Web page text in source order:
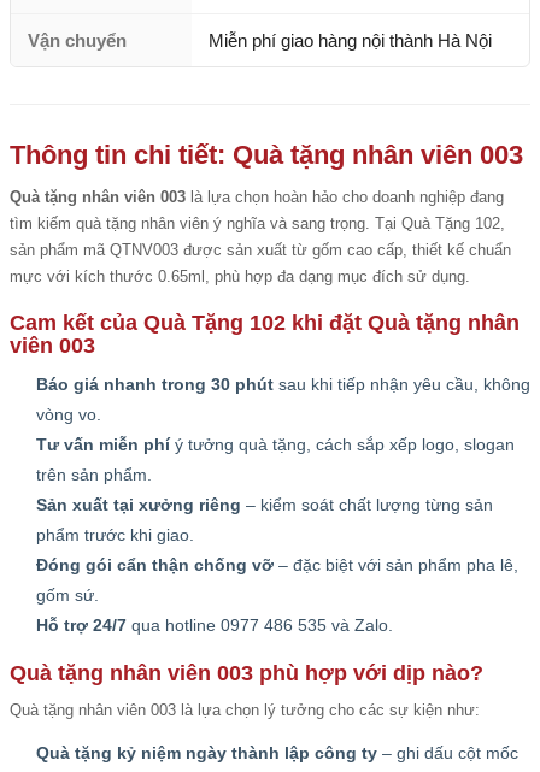
Vận chuyển Miễn phí giao hàng nội thành Hà Nội
Thông tin chi tiết: Quà tặng nhân viên 003
Quà tặng nhân viên 003 là lựa chọn hoàn hảo cho doanh nghiệp đang
tìm kiếm quà tặng nhân viên ý nghĩa và sang trọng. Tại Quà Tặng 102,
sản phẩm mã QTNV003 được sản xuất từ gốm cao cấp, thiết kế chuẩn
mực với kích thước 0.65ml, phù hợp đa dạng mục đích sử dụng.
Cam kết của Quà Tặng 102 khi đặt Quà tặng nhân
viên 003
Báo giá nhanh trong 30 phút sau khi tiếp nhận yêu cầu, không
vòng vo.
Tư vấn miễn phíý tưởng quà tặng, cách sắp xếp logo, slogan
trên sản phẩm.
Sản xuất tại xưởng riêng – kiểm soát chất lượng từng sản
phẩm trước khi giao.
Đóng gói cẩn thận chống vỡ – đặc biệt với sản phẩm pha lê,
gốm sứ.
Hỗ trợ 24/7 qua hotline 0977 486 535 và Zalo.
Quà tặng nhân viên 003 phù hợp với dịp nào?
Quà tặng nhân viên 003 là lựa chọn lý tưởng cho các sự kiện như:
Quà tặng kỷ niệm ngày thành lập công ty – ghi dấu cột mốc